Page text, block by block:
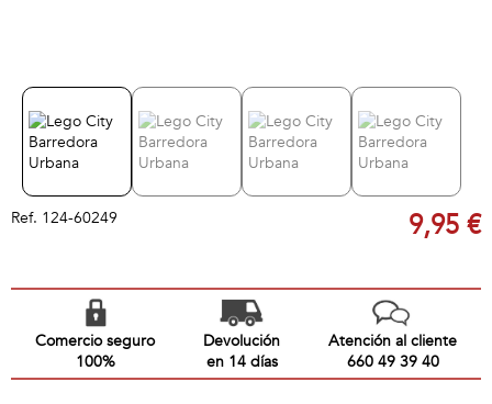
Ref. 124-60249 9,95 €
Comercio seguro
100%
Devolución
en 14 días
Atención al cliente
660 49 39 40